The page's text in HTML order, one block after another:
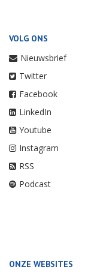
VOLG ONS
Nieuwsbrief
Twitter
Facebook
LinkedIn
Youtube
Instagram
RSS
Podcast
ONZE WEBSITES